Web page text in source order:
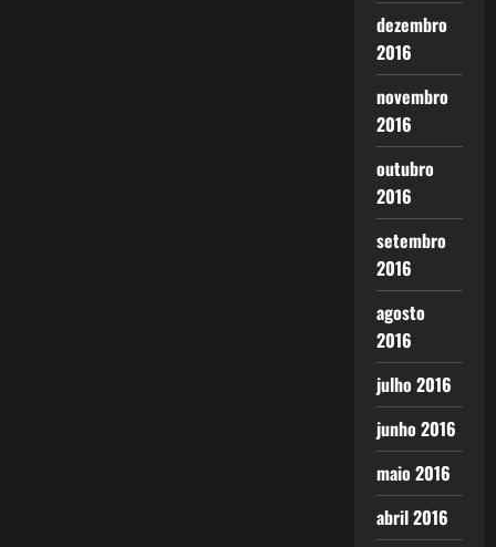
dezembro
2016
novembro
2016
outubro
2016
setembro
2016
agosto
2016
julho 2016
junho 2016
maio 2016
abril 2016